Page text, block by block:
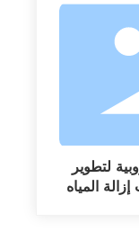
لتطوير
المياه